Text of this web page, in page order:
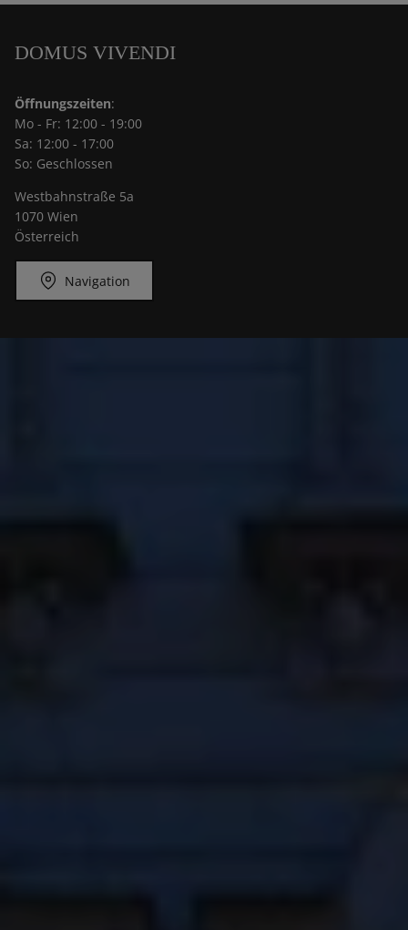
DOMUS VIVENDI
Öffnungszeiten:
Mo - Fr: 12:00 - 19:00
Sa: 12:00 - 17:00
So: Geschlossen
Westbahnstraße 5a
1070 Wien
Österreich
Navigation